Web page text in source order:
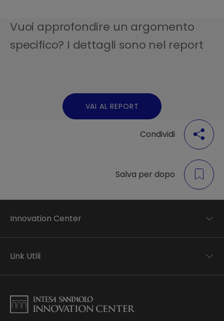
Vuoi approfondire un argomento
specifico? I dettagli sono nel report
VAI AL REPORT
Condividi
Salva per dopo
Innovation Center
Applied research
Business transformation
Link Utili
Informativa Privacy
Informativa Privacy Careers
Privacy e Cookie Policy